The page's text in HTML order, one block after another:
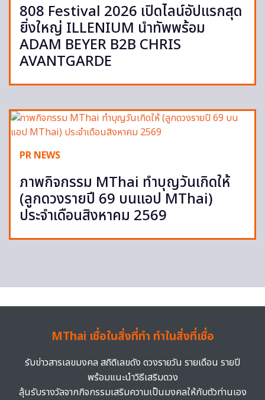
808 Festival 2026 เปิดไลน์อัปแรกสุด
ยิ่งใหญ่ ILLENIUM นำทัพพร้อม
ADAM BEYER B2B CHRIS
AVANTGARDE
PR NEWS
ภาพกิจกรรม MThai ทำบุญวันเกิดให้
(ลูกดวงรายปี 69 บนแอป MThai)
ประจำเดือนสิงหาคม 2569
MThai เชื่อในสิ่งที่ทำ ทำในสิ่งที่เชื่อ
รับข่าวสารเลขมงคล สถิติเลขดัง ดวงรายวัน รายเดือน รายปี
พร้อมแนะนำวิธีเสริมดวง
ลุ้นรับรางวัลจากกิจกรรมเสริมความเป็นมงคลให้กับตัวท่านเอง